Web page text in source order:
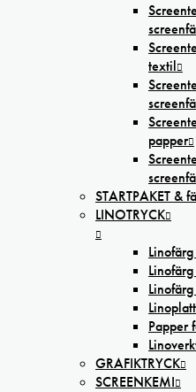
textil
papper
STARTPAKET &
LINOTRYCK
Papper
GRAFIKTRYCK
SCREENKEMI